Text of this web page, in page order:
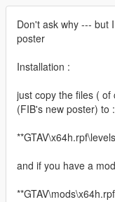
Don't ask why --- but
poster
Installation :
just copy the files (
(FIB's new poster) to :
and if you have a